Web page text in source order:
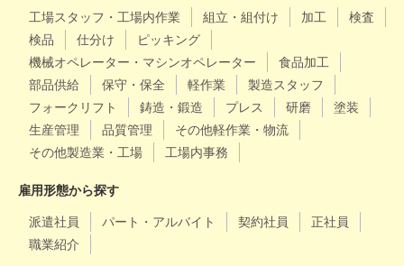
工場スタッフ・工場内作業 組立・組付け 加工
検査
検品
仕分け
ピッキング
機械オペレーター・マシンオペレーター
食品加工
部品供給
保守・保全 軽作業
製造スタッフ
フォークリフト
鋳造・鍛造 プレス 研磨
塗装
生産管理
品質管理
その他軽作業・物流
その他製造業・工場
工場内事務
雇用形態から探す
派遣社員 パート・アルバイト 契約社員
正社員
職業紹介